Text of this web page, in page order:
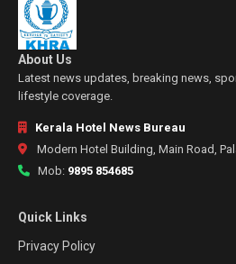
About Us
Latest news updates, breaking news,
lifestyle coverage.
Kerala Hotel News Bureau
Modern Hotel Building, Main Road,
Mob: 9895 854685
Quick Links
Privacy Policy